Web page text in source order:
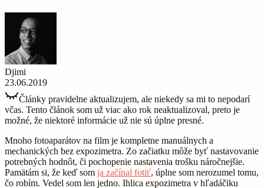
Djimi
23.06.2019
Články pravidelne aktualizujem, ale niekedy sa mi to nepodarí
včas. Tento článok som už viac ako rok neaktualizoval, preto je
možné, že niektoré informácie už nie sú úplne presné.
Mnoho fotoaparátov na film je kompletne manuálnych a
mechanických bez expozimetra. Zo začiatku môže byť nastavovanie
potrebných hodnôt, či pochopenie nastavenia trošku náročnejšie.
Pamätám si, že keď som ja začínal fotiť, úplne som nerozumel tomu,
čo robím. Vedel som len jedno. Ihlica expozimetra v hľadáčiku